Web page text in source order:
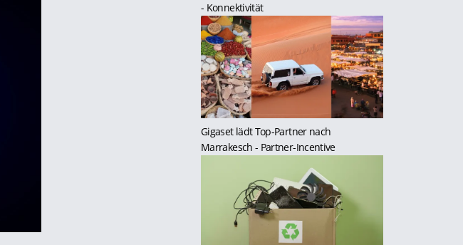
- Konnektivität
Gigaset lädt Top-Partner nach
Marrakesch - Partner-Incentive